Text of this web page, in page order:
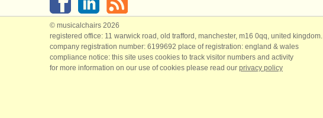
© musicalchairs 2026
registered office: 11 warwick road, old trafford, manchester, m16 0qq, united kingdom.
company registration number: ​6199692 place of registration: england & wales
compliance notice: ​this site uses cookies to track visitor numbers and activity
for more information on our use of cookies please read our privacy policy